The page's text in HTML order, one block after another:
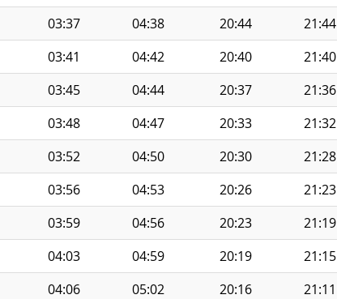
03:37 04:38 20:44 21:44
03:41 04:42 20:40 21:40
03:45 04:44 20:37 21:36
03:48 04:47 20:33 21:32
03:52 04:50 20:30 21:28
03:56 04:53 20:26 21:23
03:59 04:56 20:23 21:19
04:03 04:59 20:19 21:15
04:06 05:02 20:16 21:11